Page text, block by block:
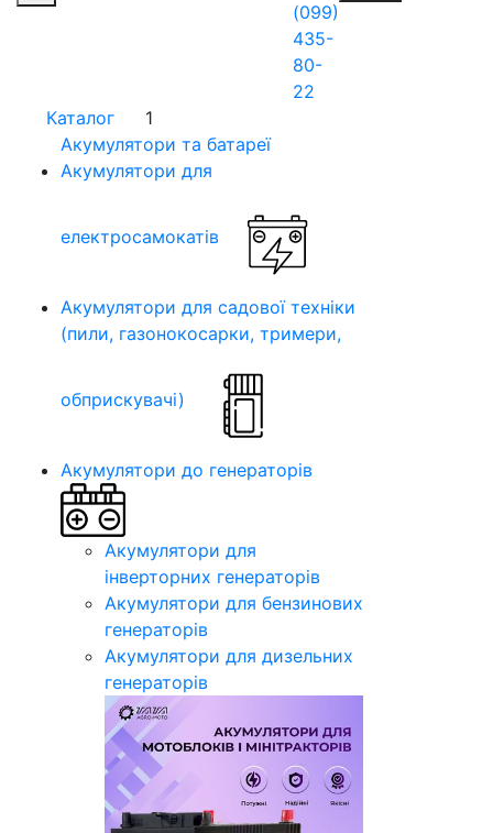
(099)
435-
80-
22
Каталог
1
Акумулятори та батареї
Акумулятори для
електросамокатів
Акумулятори для садової техніки
(пили, газонокосарки, тримери,
обприскувачі)
Акумулятори до генераторів
Акумулятори для
інверторних генераторів
Акумулятори для бензинових
генераторів
Акумулятори для дизельних
генераторів